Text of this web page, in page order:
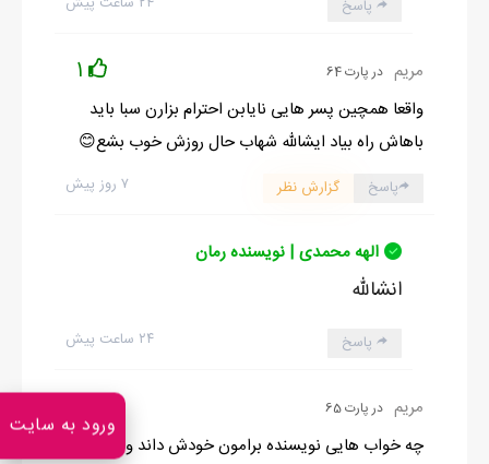
پاسخ
مریم در پارت 64 1
واقعا همچین پسر هایی نایابن احترام بزارن سبا باید
باهاش راه بیاد ایشالله شهاب حال روزش خوب بشع😊
۷ روز پیش پاسخ گزارش نظر
الهه محمدی | نویسنده رمان
انشالله
۲۴ ساعت پیش پاسخ
مریم در پارت 65
چه خواب هایی نویسنده برامون خودش داند ولی
ورود به سایت